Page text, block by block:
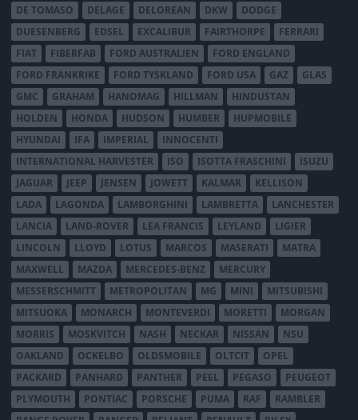
DE TOMASO
DELAGE DELOREAN DKW
DODGE
DUESENBERG
EDSEL EXCALIBUR FAIRTHORPE
FERRARI
FIAT
FIBERFAB FORD AUSTRALIEN
FORD ENGLAND
FORD FRANKRIKE
FORD TYSKLAND FORD USA GAZ
GLAS
GMC
GRAHAM HANOMAG HILLMAN
HINDUSTAN
HOLDEN
HONDA HUDSON HUMBER
HUPMOBILE
HYUNDAI
IFA IMPERIAL
INNOCENTI
INTERNATIONAL HARVESTER
ISO ISOTTA FRASCHINI
ISUZU
JAGUAR
JEEP JENSEN JOWETT KALMAR
KELLISON
LADA
LAGONDA LAMBORGHINI LAMBRETTA
LANCHESTER
LANCIA
LAND-ROVER LEA FRANCIS LEYLAND
LIGIER
LINCOLN
LLOYD LOTUS MARCOS MASERATI
MATRA
MAXWELL
MAZDA MERCEDES-BENZ
MERCURY
MESSERSCHMITT
METROPOLITAN MG MINI
MITSUBISHI
MITSUOKA
MONARCH MONTEVERDI MORETTI
MORGAN
MORRIS
MOSKVITCH NASH NECKAR NISSAN
NSU
OAKLAND
OCKELBO OLDSMOBILE OLTCIT
OPEL
PACKARD
PANHARD PANTHER PEEL PEGASO
PEUGEOT
PLYMOUTH
PONTIAC PORSCHE PUMA RAF
RAMBLER